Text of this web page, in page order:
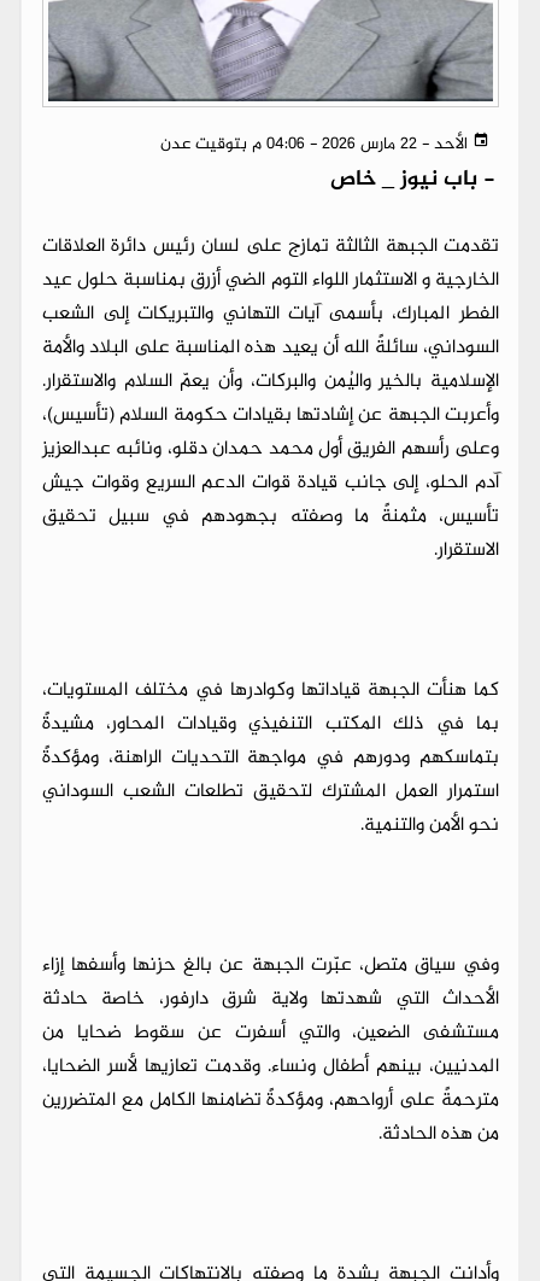
الأحد - 22 مارس 2026 - 04:06 م بتوقيت عدن
- باب نيوز _ خاص
تقدمت الجبهة الثالثة تمازج على لسان رئيس دائرة العلاقات
الخارجية و الاستثمار اللواء التوم الضي أزرق بمناسبة حلول عيد
الفطر المبارك، بأسمى آيات التهاني والتبريكات إلى الشعب
السوداني، سائلةً الله أن يعيد هذه المناسبة على البلاد والأمة
الإسلامية بالخير واليُمن والبركات، وأن يعمّ السلام والاستقرار.
وأعربت الجبهة عن إشادتها بقيادات حكومة السلام (تأسيس)،
وعلى رأسهم الفريق أول محمد حمدان دقلو، ونائبه عبدالعزيز
آدم الحلو، إلى جانب قيادة قوات الدعم السريع وقوات جيش
تأسيس، مثمنةً ما وصفته بجهودهم في سبيل تحقيق
الاستقرار.
كما هنأت الجبهة قياداتها وكوادرها في مختلف المستويات،
بما في ذلك المكتب التنفيذي وقيادات المحاور، مشيدةً
بتماسكهم ودورهم في مواجهة التحديات الراهنة، ومؤكدةً
استمرار العمل المشترك لتحقيق تطلعات الشعب السوداني
نحو الأمن والتنمية.
وفي سياق متصل، عبّرت الجبهة عن بالغ حزنها وأسفها إزاء
الأحداث التي شهدتها ولاية شرق دارفور، خاصة حادثة
مستشفى الضعين، والتي أسفرت عن سقوط ضحايا من
المدنيين، بينهم أطفال ونساء. وقدمت تعازيها لأسر الضحايا،
مترحمةً على أرواحهم، ومؤكدةً تضامنها الكامل مع المتضررين
من هذه الحادثة.